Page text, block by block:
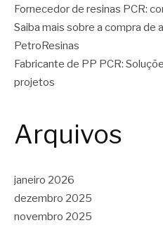
Fornecedor de resinas PCR:
Saiba mais sobre a compra de
PetroResinas
Fabricante de PP PCR:
projetos
Arquivos
janeiro 2026
dezembro 2025
novembro 2025